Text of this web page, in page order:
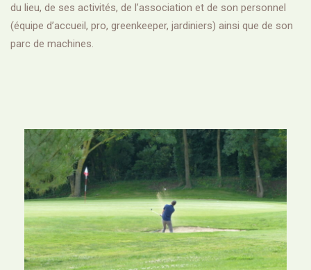
du lieu, de ses activités, de l’association et de son personnel
(équipe d’accueil, pro, greenkeeper, jardiniers) ainsi que de son
parc de machines.